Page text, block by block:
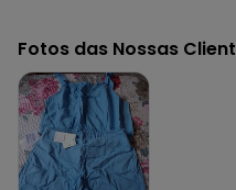
Código do produto: 7944071
Fornecedor: MALWEE
14
Feito: Brasil
Cuidados para
máxima de lavagem 30C.
estampa.
Fotos das Nossas